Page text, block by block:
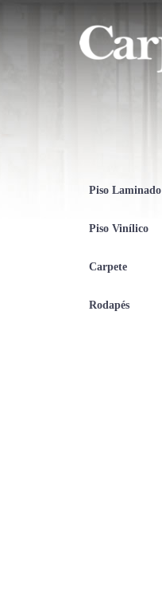
Piso Laminado
Piso Vinílico
Carpete
Rodapés